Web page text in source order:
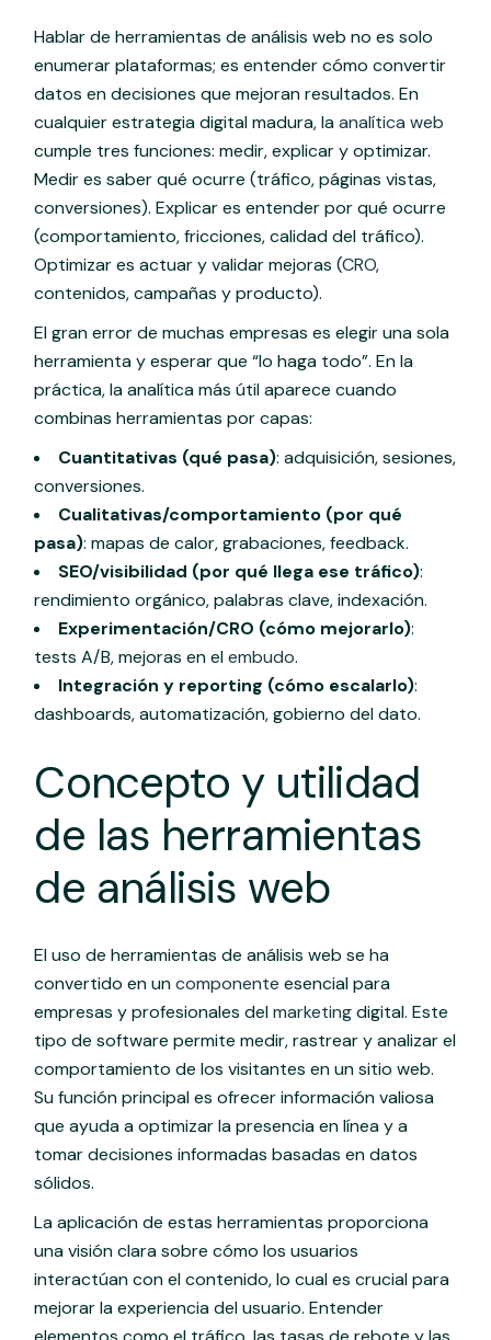
Hablar de herramientas de análisis web no es solo
enumerar plataformas; es entender cómo convertir
datos en decisiones que mejoran resultados. En
cualquier estrategia digital madura, laanalítica web
cumple tres funciones: medir, explicar y optimizar.
Medir es saber qué ocurre (tráfico, páginas vistas,
conversiones). Explicar es entender por qué ocurre
(comportamiento, fricciones, calidad del tráfico).
Optimizar es actuar y validar mejoras (CRO,
contenidos, campañas y producto).
El gran error de muchas empresas es elegir una sola
herramienta y esperar que “lo haga todo”. En la
práctica, la analítica más útil aparece cuando
combinas herramientas por capas:
Cuantitativas (qué pasa): adquisición, sesiones,
conversiones.
Cualitativas/comportamiento (por qué
pasa): mapas de calor, grabaciones, feedback.
SEO/visibilidad (por qué llega ese tráfico):
rendimiento orgánico, palabras clave, indexación.
Experimentación/CRO (cómo mejorarlo):
tests A/B, mejoras en elembudo.
Integración y reporting (cómo escalarlo):
dashboards, automatización, gobierno del dato.
Concepto y utilidad
de las herramientas
de análisis web
El uso de herramientas de análisis web se ha
convertido en uncomponente esencial para
empresas y profesionales delmarketingdigital. Este
tipo de software permite medir, rastrear y analizar el
comportamiento de los visitantes en un sitio web.
Su función principal es ofrecer información valiosa
que ayuda a optimizar la presencia en línea y a
tomar decisiones informadas basadas en datos
sólidos.
La aplicación de estas herramientas proporciona
una visión clara sobre cómo los usuarios
interactúan con el contenido, lo cual es crucial para
mejorar la experiencia del usuario. Entender